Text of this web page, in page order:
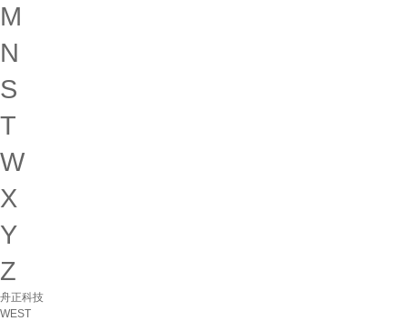
M
N
S
T
W
X
Y
Z
舟正科技
WEST